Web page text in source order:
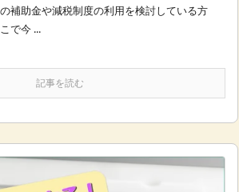
補助金や減税制度の利用を検討している方
で今 ...
記事を読む